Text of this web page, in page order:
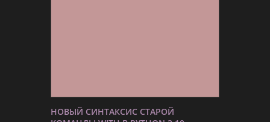
НОВЫЙ СИНТАКСИС СТАРОЙ